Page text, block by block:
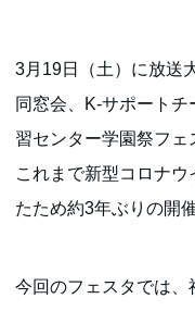
3月19日（土）に放送
同窓会、K-サポート
習センター学園祭フェ
これまで新型コロナ
たため約3年ぶりの開
今回のフェスタでは